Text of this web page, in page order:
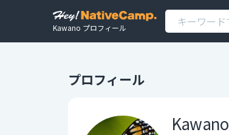
Kawano プロフィール
プロフィール
Kawano